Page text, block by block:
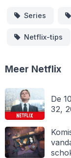
Series
Netflix-tips
Meer Netflix
De
32,